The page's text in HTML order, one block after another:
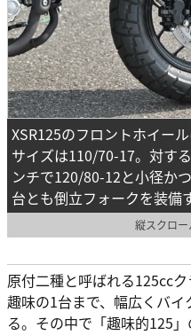
XSR125のフロントホイー
サイズは110/70-17。対す
ンチで120/80-12と小径か
台とも倒立フォークを装備
縦スクロ
原付二種と呼ばれる125cc
趣味の1台まで、幅広くバ
る。その中で「趣味的125